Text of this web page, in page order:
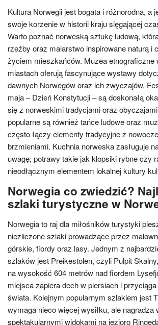
Kultura Norwegii jest bogata i różnorodna, a
swoje korzenie w historii kraju sięgającej
Warto poznać norweską sztukę ludową,
rzeźby oraz malarstwo inspirowane naturą i
życiem mieszkańców. Muzea etnograficzne
miastach oferują fascynujące wystawy
dawnych Norwegów oraz ich zwyczajów.
maja – Dzień Konstytucji – są doskonałą
się z norweskimi tradycjami oraz
popularne są również tańce ludowe oraz
często łączy elementy tradycyjne z
brzmieniami. Kuchnia norweska zasługuje
uwagę; potrawy takie jak klopsiki rybne czy
nieodłącznym elementem lokalnej kultury
Norwegia co zwiedzić?
szlaki turystyczne w
Norwegia to raj dla miłośników turystyki
niezliczone szlaki prowadzące przez
górskie, fiordy oraz lasy. Jednym z
szlaków jest Preikestolen, czyli Pulpit
na wysokość 604 metrów nad fiordem
miejsca zapiera dech w piersiach i
świata. Kolejnym popularnym szlakiem jest
wymaga nieco więcej wysiłku, ale nagradza
spektakularnymi widokami na jezioro